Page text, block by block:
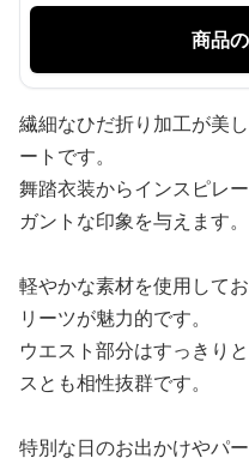
商品
繊細なひだ折り加工が美
ートです。
舞踏衣装からインスピレ
ガントな印象を与えます。
軽やかな素材を使用して
リーツが魅力的です。
ウエスト部分はすっきり
スとも相性抜群です。
特別な日のお出かけやパ